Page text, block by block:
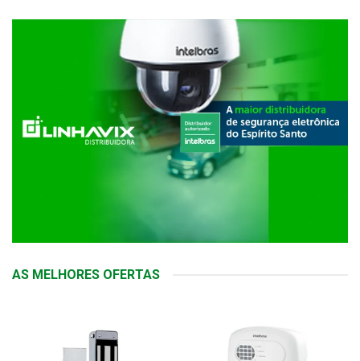
AS MELHORES OFERTAS